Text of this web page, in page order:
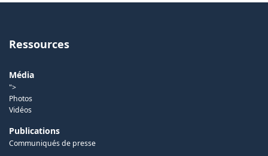
Ressources
Média
">
Photos
Vidéos
Publications
Communiqués de presse